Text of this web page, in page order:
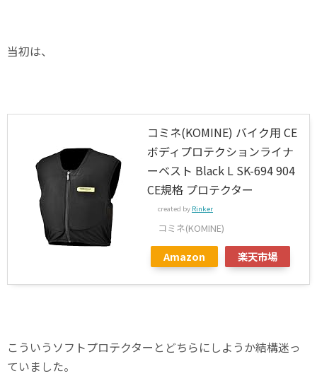
当初は、
コミネ(KOMINE) バイク用 CE
ボディプロテクションライナ
ーベスト Black L SK-694 904
CE規格 プロテクター
created by Rinker
コミネ(KOMINE)
Amazon 楽天市場
こういうソフトプロテクターとどちらにしようか結構迷っ
ていました。